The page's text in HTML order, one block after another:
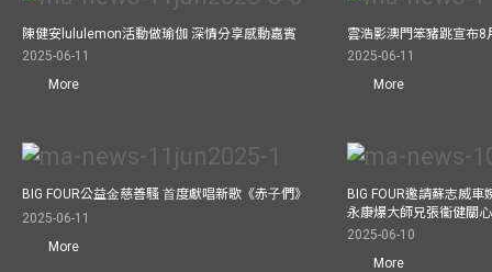
陳健安lululemon活動做瑜伽 深情分享感動嘉賓
2025-06-11
More
雲浩影澳門笨豬跳宣布8
2025-06-11
More
BIG FOUR公益⾦慈善騷 ⾸度獻唱新歌《赤⼦們》
2025-06-11
More
BIG FOUR邀請蘇志威
永康爆大師兄張衞健關
2025-06-10
More